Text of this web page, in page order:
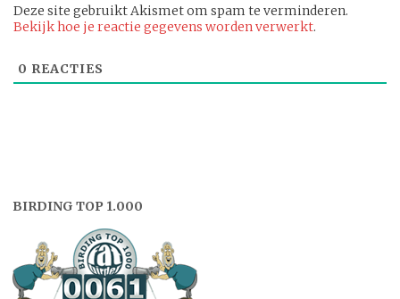
Deze site gebruikt Akismet om spam te verminderen.
Bekijk hoe je reactie gegevens worden verwerkt.
0 REACTIES
BIRDING TOP 1.000